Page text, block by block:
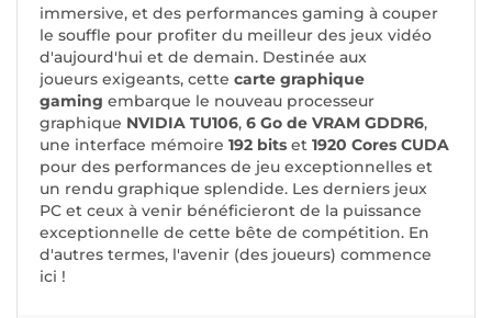
immersive, et des performances gaming à couper
le souffle pour profiter du meilleur des jeux vidéo
d'aujourd'hui et de demain. Destinée aux
joueurs exigeants, cette carte graphique
gaming embarque le nouveau processeur
graphique NVIDIA TU106, 6 Go de VRAM GDDR6,
une interface mémoire 192 bits et 1920 Cores CUDA
pour des performances de jeu exceptionnelles et
un rendu graphique splendide. Les derniers jeux
PC et ceux à venir bénéficieront de la puissance
exceptionnelle de cette bête de compétition. En
d'autres termes, l'avenir (des joueurs) commence
ici !